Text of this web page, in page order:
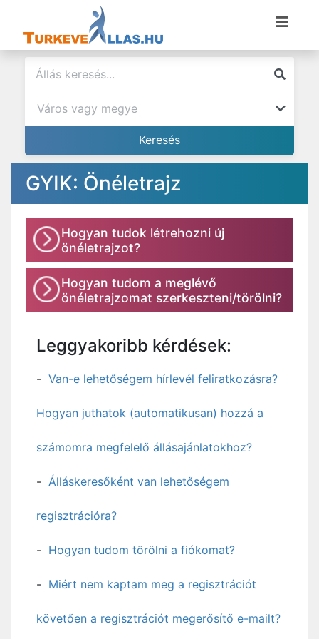
GYIK: Önéletrajz
Hogyan tudok létrehozni új
önéletrajzot?
Hogyan tudom a meglévő
önéletrajzomat szerkeszteni/törölni?
Leggyakoribb kérdések:
Van-e lehetőségem hírlevél feliratkozásra?
Hogyan juthatok (automatikusan) hozzá a
számomra megfelelő állásajánlatokhoz?
Álláskeresőként van lehetőségem
regisztrációra?
Hogyan tudom törölni a fiókomat?
Miért nem kaptam meg a regisztrációt
követően a regisztrációt megerősítő e-mailt?